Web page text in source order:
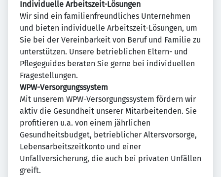
Individuelle Arbeitszeit-Lösungen
Wir sind ein familienfreundliches Unternehmen
und bieten individuelle Arbeitszeit-Lösungen, um
Sie bei der Vereinbarkeit von Beruf und Familie zu
unterstützen. Unsere betrieblichen Eltern- und
Pflegeguides beraten Sie gerne bei individuellen
Fragestellungen.
WPW-Versorgungssystem
Mit unserem WPW-Versorgungssystem fördern wir
aktiv die Gesundheit unserer Mitarbeitenden. Sie
profitieren u.a. von einem jährlichen
Gesundheitsbudget, betrieblicher Altersvorsorge,
Lebensarbeitszeitkonto und einer
Unfallversicherung, die auch bei privaten Unfällen
greift.